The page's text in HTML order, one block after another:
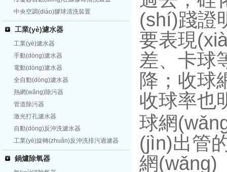
中央空調(diào)膠球清洗裝置
工業(yè)濾水器
工業(yè)濾水器
手動(dòng)濾水器
電動(dòng)濾水器
全自動(dòng)濾水器
熱網(wǎng)除污器
管道除污器
激光打孔濾水器
自動(dòng)反沖洗濾水器
工業(yè)旋轉(zhuǎn)反沖洗排污過濾器
鍋爐除氧器
(shí)踐證
要表現
差、卡球
降；
收球率也
球網
(jìn)出管的
網(wǎng)